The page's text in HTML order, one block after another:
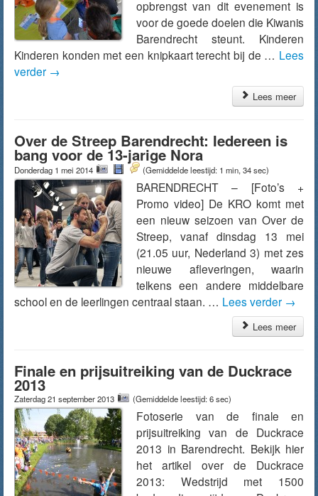
opbrengst van dit evenement is
voor de goede doelen die Kiwanis
Barendrecht steunt. Kinderen
Kinderen konden met een knipkaart terecht bij de … Lees
verder →
Lees meer
Over de Streep Barendrecht: Iedereen is
bang voor de 13-jarige Nora
Donderdag 1 mei 2014 (Gemiddelde leestijd: 1 min, 34 sec)
BARENDRECHT – [Foto’s +
Promo video] De KRO komt met
een nieuw seizoen van Over de
Streep, vanaf dinsdag 13 mei
(21.05 uur, Nederland 3) met zes
nieuwe afleveringen, waarin
telkens een andere middelbare
school en de leerlingen centraal staan. … Lees verder →
Lees meer
Finale en prijsuitreiking van de Duckrace
2013
Zaterdag 21 september 2013 (Gemiddelde leestijd: 6 sec)
Fotoserie van de finale en
prijsuitreiking van de Duckrace
2013 in Barendrecht. Bekijk hier
het artikel over de Duckrace
2013: Wedstrijd met 1500